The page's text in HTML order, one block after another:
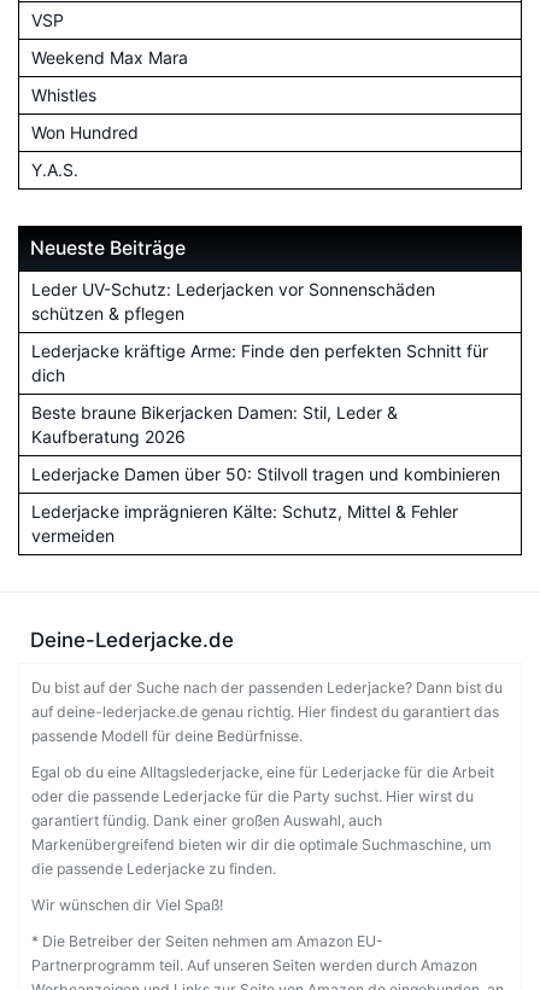
VSP
Weekend Max Mara
Whistles
Won Hundred
Y.A.S.
Neueste Beiträge
Leder UV-Schutz: Lederjacken vor Sonnenschäden
schützen & pflegen
Lederjacke kräftige Arme: Finde den perfekten Schnitt für
dich
Beste braune Bikerjacken Damen: Stil, Leder &
Kaufberatung 2026
Lederjacke Damen über 50: Stilvoll tragen und kombinieren
Lederjacke imprägnieren Kälte: Schutz, Mittel & Fehler
vermeiden
Deine-Lederjacke.de
Du bist auf der Suche nach der passenden Lederjacke? Dann bist du
auf deine-lederjacke.de genau richtig. Hier findest du garantiert das
passende Modell für deine Bedürfnisse.
Egal ob du eine Alltagslederjacke, eine für Lederjacke für die Arbeit
oder die passende Lederjacke für die Party suchst. Hier wirst du
garantiert fündig. Dank einer großen Auswahl, auch
Markenübergreifend bieten wir dir die optimale Suchmaschine, um
die passende Lederjacke zu finden.
Wir wünschen dir Viel Spaß!
* Die Betreiber der Seiten nehmen am Amazon EU-
Partnerprogramm teil. Auf unseren Seiten werden durch Amazon